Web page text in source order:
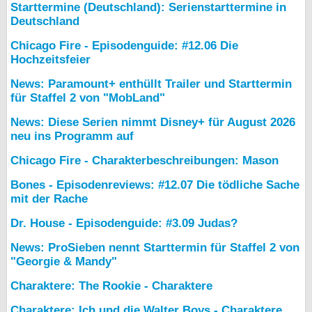
Starttermine (Deutschland): Serienstarttermine in
Deutschland
Chicago Fire - Episodenguide: #12.06 Die
Hochzeitsfeier
News: Paramount+ enthüllt Trailer und Starttermin
für Staffel 2 von "MobLand"
News: Diese Serien nimmt Disney+ für August 2026
neu ins Programm auf
Chicago Fire - Charakterbeschreibungen: Mason
Bones - Episodenreviews: #12.07 Die tödliche Sache
mit der Rache
Dr. House - Episodenguide: #3.09 Judas?
News: ProSieben nennt Starttermin für Staffel 2 von
"Georgie & Mandy"
Charaktere: The Rookie - Charaktere